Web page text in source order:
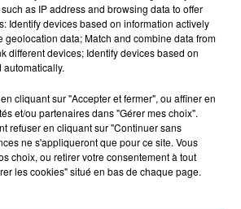
veut devenir Jardin
as IP address and browsing data to offer
Identify devices based on information actively
geolocation data; Match and combine data from
different devices; Identify devices based on
cliquant sur "Accepter et fermer", ou affiner en
et/ou partenaires dans "Gérer mes choix".
refuser en cliquant sur "Continuer sans
ne s'appliqueront que pour ce site. Vous
choix, ou retirer votre consentement à tout
les cookies" situé en bas de chaque page.